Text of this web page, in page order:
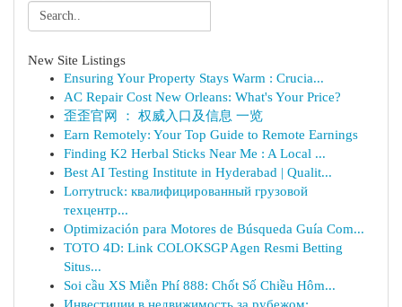
New Site Listings
Ensuring Your Property Stays Warm : Crucia...
AC Repair Cost New Orleans: What's Your Price?
歪歪官网 ： 权威入口及信息 一览
Earn Remotely: Your Top Guide to Remote Earnings
Finding K2 Herbal Sticks Near Me : A Local ...
Best AI Testing Institute in Hyderabad | Qualit...
Lorrytruck: квалифицированный грузовой
техцентр...
Optimización para Motores de Búsqueda Guía Com...
TOTO 4D: Link COLOKSGP Agen Resmi Betting
Situs...
Soi cầu XS Miễn Phí 888: Chốt Số Chiều Hôm...